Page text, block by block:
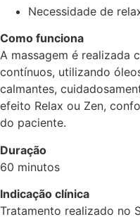
Necessidade de
Como funciona
A massagem é realizada
contínuos, utilizando
calmantes,
efeito Relax ou Zen,
do paciente.
Duração
60 minutos
Indicação clínica
Tratamento realizado no